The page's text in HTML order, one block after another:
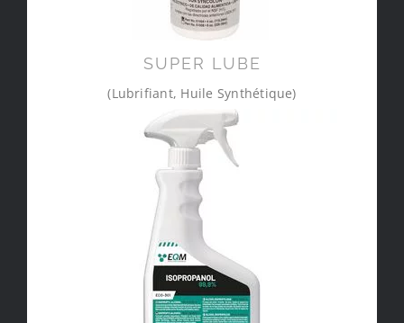
SUPER LUBE
(Lubrifiant, Huile Synthétique)